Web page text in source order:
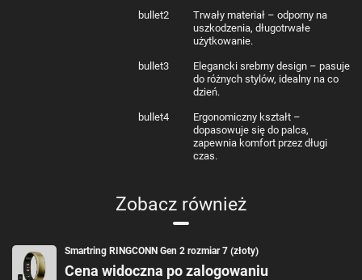
bullet2
Trwały materiał – odporny na
uszkodzenia, długotrwałe
użytkowanie.
bullet3
Elegancki srebrny design – pasuje
do różnych stylów, idealny na co
dzień.
bullet4
Ergonomiczny kształt –
dopasowuje się do palca,
zapewnia komfort przez długi
czas.
Zobacz również
Smartring RINGCONN Gen 2 rozmiar 7 (złoty)
Cena widoczna po zalogowaniu